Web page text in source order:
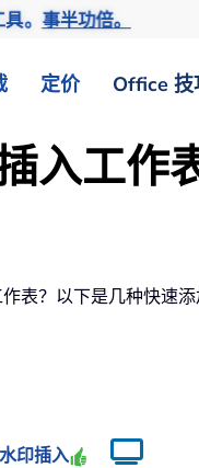
。事半功倍。
定价 Office 技
入工作
表？以下是几种快速添
印插入